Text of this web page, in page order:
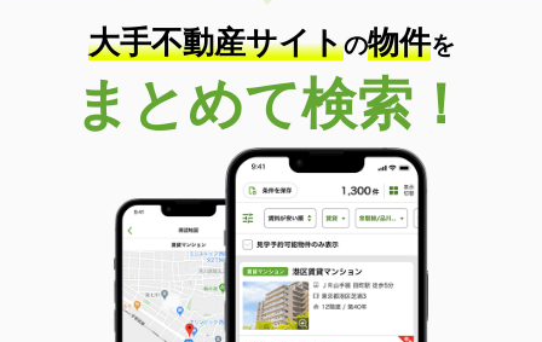
大手不動産サイトの物件を
まとめて検索！